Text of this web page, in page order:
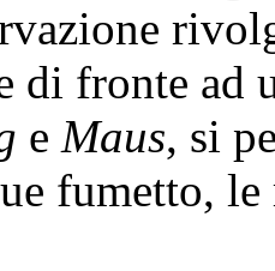
di fronte ad
e Maus, si
fumetto,